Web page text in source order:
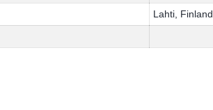
Lahti, Finland